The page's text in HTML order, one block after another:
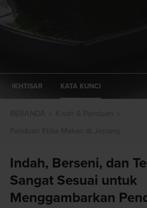
IKHTISAR KATA KUNCI
Indah, Berseni, dan
Sangat Sesuai untuk
Menggambarkan